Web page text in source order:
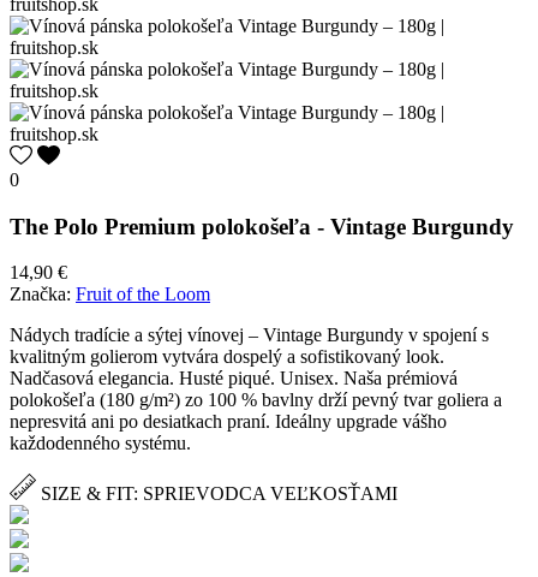
0
The Polo Premium polokošeľa - Vintage Burgundy
14,90 €
Značka: Fruit of the Loom
Nádych tradície a sýtej vínovej – Vintage Burgundy v spojení s
kvalitným golierom vytvára dospelý a sofistikovaný look.
Nadčasová elegancia. Husté piqué. Unisex. Naša prémiová
polokošeľa (180 g/m²) zo 100 % bavlny drží pevný tvar goliera a
nepresvitá ani po desiatkach praní. Ideálny upgrade vášho
každodenného systému.
SIZE & FIT: SPRIEVODCA VEĽKOSŤAMI